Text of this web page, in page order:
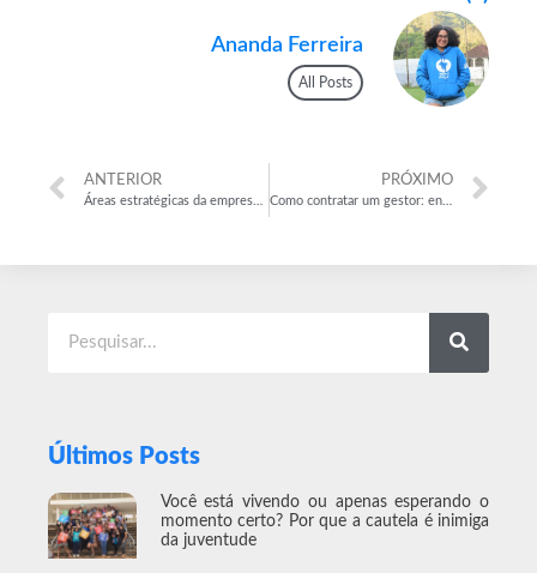
Ananda Ferreira
All Posts
ANTERIOR PRÓXIMO
Como contratar um gestor: entenda quando ele é necessário
Últimos Posts
Você está vivendo ou apenas esperando o
momento certo? Por que a cautela é inimiga
da juventude